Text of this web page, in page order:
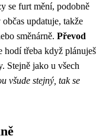
se furt mění, podobně
updatuje, takže
směnárně. Převod
hodí třeba když plánuješ
Stejně jako u všech
všude stejný, tak se